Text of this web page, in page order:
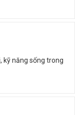
kỹ năng sống trong